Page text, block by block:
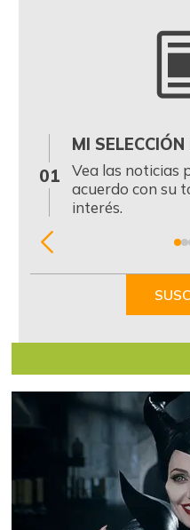
01
MI
Vea las noticias
acuerdo con su
interés.
Item